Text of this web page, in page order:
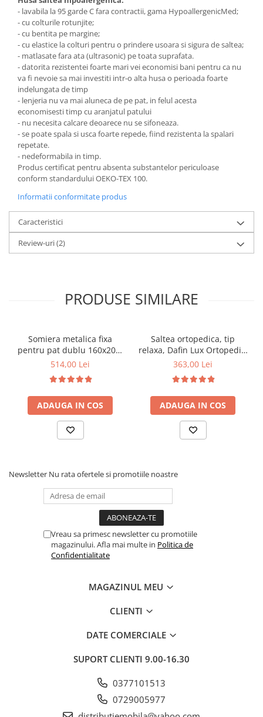
- lavabila la 95 garde C fara contractii, gama HypoallergenicMed;
- cu colturile rotunjite;
- cu bentita pe margine;
- cu elastice la colturi pentru o prindere usoara si sigura de saltea;
- matlasate fara ata (ultrasonic) pe toata suprafata.
- datorita rezistentei foarte mari vei economisi bani pentru ca nu
va fi nevoie sa mai investiti intr-o alta husa o perioada foarte
indelungata de timp
- lenjeria nu va mai aluneca de pe pat, in felul acesta
economisesti timp cu aranjatul patului
- nu necesita calcare deoarece nu se sifoneaza.
- se poate spala si usca foarte repede, fiind rezistenta la spalari
repetate.
- nedeformabila in timp.
Produs certificat pentru absenta substantelor periculoase
conform standardului OEKO-TEX 100.
Informatii conformitate produs
Caracteristici
Review-uri(2)
PRODUSE SIMILARE
Somiera metalica fixa
pentru pat dublu 160x200,
6 picioare, 32 lamele lemn
saltea ferm, negru
514,00 Lei
ADAUGA IN COS
Saltea ortopedica, tip
relaxa, Dafin Lux Ortopedic,
90x200x21cm, fermitate
tip Bonell, fata vara-iarna,
sistem de aerisire cu
butoni, Salt Confort
363,00 Lei
ADAUGA IN COS
Newsletter Nu rata ofertele si promotiile noastre
Vreau sa primesc newsletter cu promotiile
magazinului. Afla mai multe in Politica de
Confidentialitate
MAGAZINUL MEU
CLIENTI
DATE COMERCIALE
SUPORT CLIENTI 9.00-16.30
0377101513
0729005977